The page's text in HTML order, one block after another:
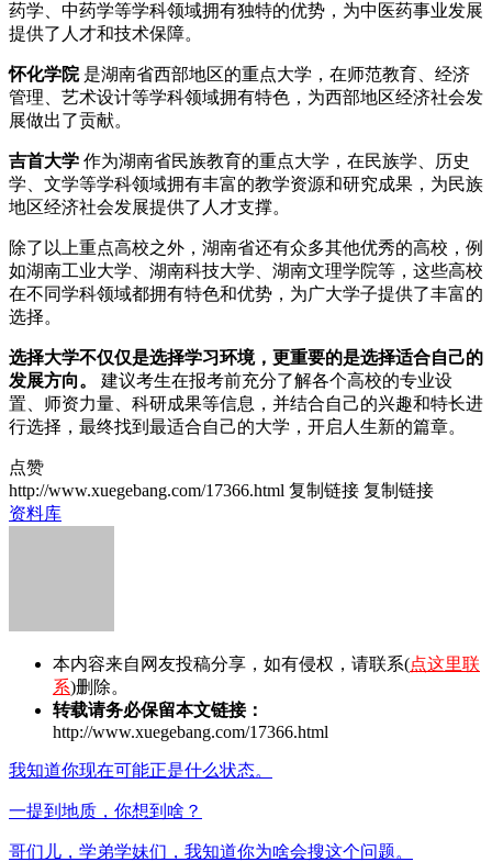
药学、中药学等学科领域拥有独特的优势，为中医药事业发展
提供了人才和技术保障。
怀化学院 是湖南省西部地区的重点大学，在师范教育、经济
管理、艺术设计等学科领域拥有特色，为西部地区经济社会发
展做出了贡献。
吉首大学 作为湖南省民族教育的重点大学，在民族学、历史
学、文学等学科领域拥有丰富的教学资源和研究成果，为民族
地区经济社会发展提供了人才支撑。
除了以上重点高校之外，湖南省还有众多其他优秀的高校，例
如湖南工业大学、湖南科技大学、湖南文理学院等，这些高校
在不同学科领域都拥有特色和优势，为广大学子提供了丰富的
选择。
选择大学不仅仅是选择学习环境，更重要的是选择适合自己的
发展方向。 建议考生在报考前充分了解各个高校的专业设
置、师资力量、科研成果等信息，并结合自己的兴趣和特长进
行选择，最终找到最适合自己的大学，开启人生新的篇章。
点赞
http://www.xuegebang.com/17366.html 复制链接 复制链接
资料库
本内容来自网友投稿分享，如有侵权，请联系(点这里联
系)删除。
转载请务必保留本文链接：
http://www.xuegebang.com/17366.html
我知道你现在可能正是什么状态。
一提到地质，你想到啥？
哥们儿，学弟学妹们，我知道你为啥会搜这个问题。